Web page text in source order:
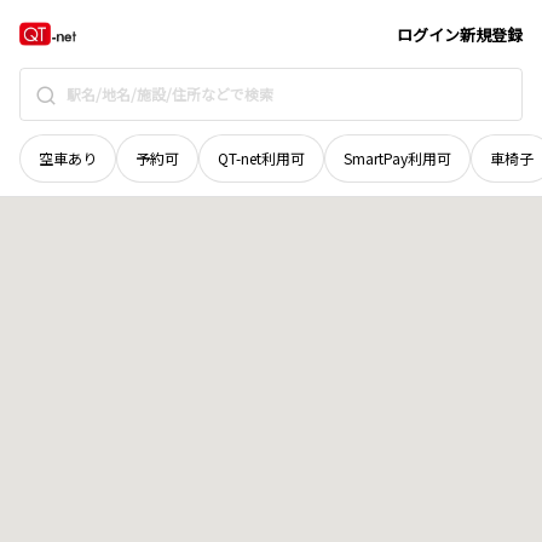
ログイン新規登録
空車あり 予約可 QT-net利用可 SmartPay利用可 車椅子
群馬県